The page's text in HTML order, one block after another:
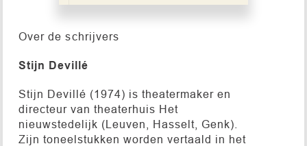
Over de schrijvers
Stijn Devillé
Stijn Devillé (1974) is theatermaker en
directeur van theaterhuis Het
nieuwstedelijk (Leuven, Hasselt, Genk).
Zijn toneelstukken worden vertaald in het